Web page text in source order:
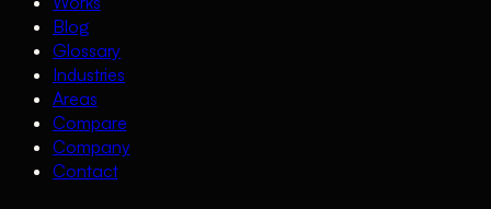
Blog
Glossary
Industries
Areas
Compare
Company
Contact